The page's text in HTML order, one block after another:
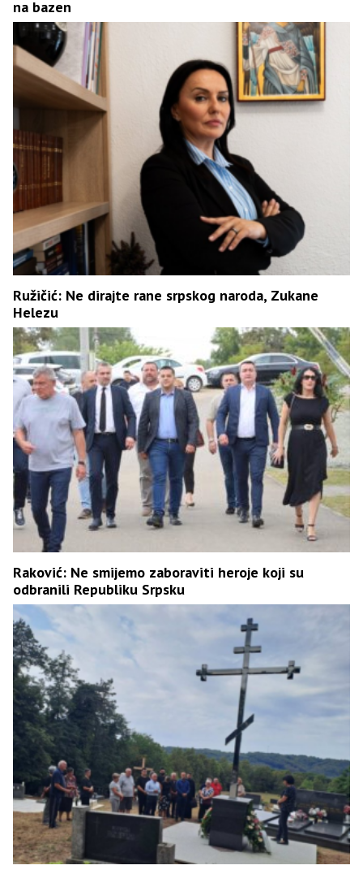
na bazen
Ružičić: Ne dirajte rane srpskog naroda, Zukane
Helezu
Raković: Ne smijemo zaboraviti heroje koji su
odbranili Republiku Srpsku